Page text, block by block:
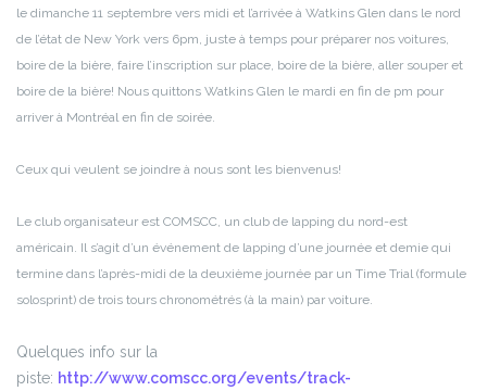
le dimanche 11 septembre vers midi et l’arrivée à Watkins Glen dans le nord
de l’état de New York vers 6pm, juste à temps pour préparer nos voitures,
boire de la bière, faire l’inscription sur place, boire de la bière, aller souper et
boire de la bière! Nous quittons Watkins Glen le mardi en fin de pm pour
arriver à Montréal en fin de soirée.
Ceux qui veulent se joindre à nous sont les bienvenus!
Le club organisateur est COMSCC, un club de lapping du nord-est
américain. Il s’agit d’un événement de lapping d’une journée et demie qui
termine dans l’après-midi de la deuxième journée par un Time Trial (formule
solosprint) de trois tours chronométrés (à la main) par voiture.
Quelques info sur la
piste: http://www.comscc.org/events/track-